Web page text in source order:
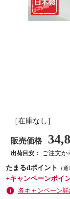
［在庫なし］
販売価格
出荷目安：
ご注文か
たまるdポイント
（通
+キャンペーンポイ
各キャンペーン